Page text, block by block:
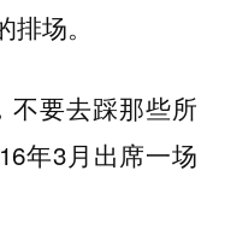
场。
不要去踩那些所
年3月出席一场